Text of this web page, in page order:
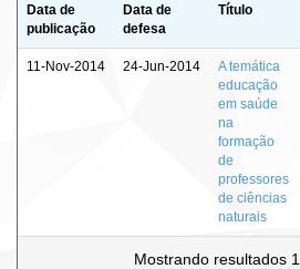
Data de
publicação
Data de
defesa
Título
11-Nov-2014 24-Jun-2014
A temática
educação
em saúde
na
formação
de
professores
de ciências
naturais
Mostrando resultados